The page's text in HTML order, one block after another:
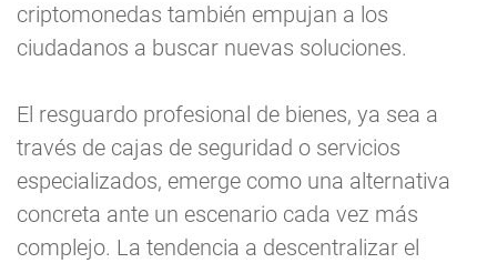
criptomonedas también empujan a los
ciudadanos a buscar nuevas soluciones.
El resguardo profesional de bienes, ya sea a
través de cajas de seguridad o servicios
especializados, emerge como una alternativa
concreta ante un escenario cada vez más
complejo. La tendencia a descentralizar el